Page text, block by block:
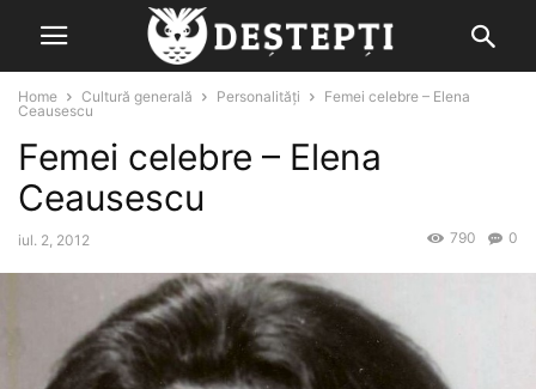
Home Cultură generală Personalități
Femei celebre – Elena
Ceausescu
Femei celebre – Elena
Ceausescu
iul. 2, 2012 0
790